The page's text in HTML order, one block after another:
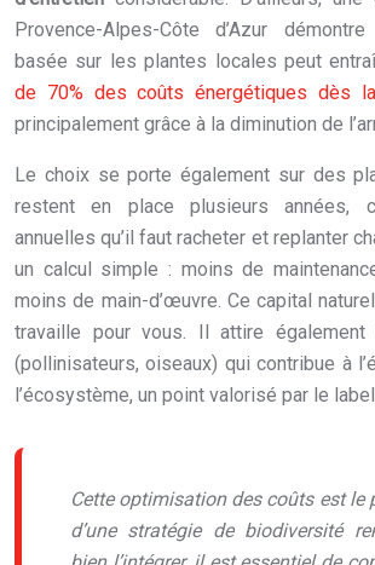
Provence-Alpes-Côte d’Azur
basée sur les plantes locales peut
de 70% des coûts énergétiques dès
principalement grâce à la diminution de
Le choix se porte également sur des
restent en place plusieurs années,
annuelles qu’il faut racheter et replanter
un calcul simple : moins de
moins de main-d’œuvre. Ce capital
travaille pour vous. Il attire également
(pollinisateurs, oiseaux) qui contribue à
l’écosystème, un point valorisé par le
Cette optimisation des coûts est le
d’une stratégie de biodiversité